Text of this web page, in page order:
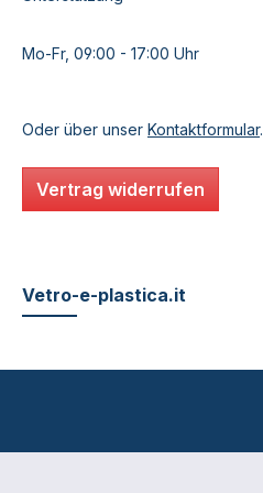
Mo-Fr, 09:00 - 17:00 Uhr
Oder über unser Kontaktformular.
Vertrag widerrufen
Vetro-e-plastica.it